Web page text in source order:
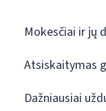
Mokesčiai ir jų
Atsiskaitymas
Dažniausiai